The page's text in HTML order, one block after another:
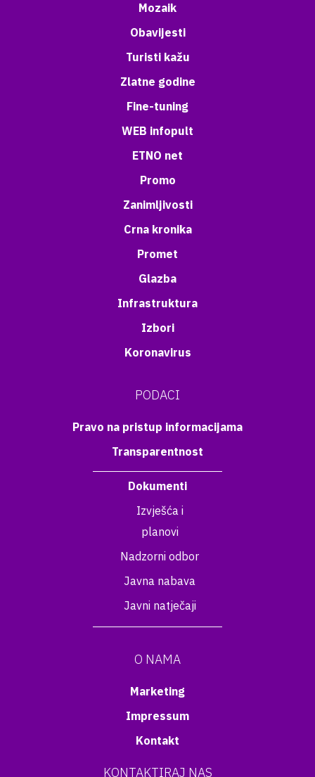
Mozaik
Obavijesti
Turisti kažu
Zlatne godine
Fine-tuning
WEB infopult
ETNO net
Promo
Zanimljivosti
Crna kronika
Promet
Glazba
Infrastruktura
Izbori
Koronavirus
PODACI
Pravo na pristup informacijama
Transparentnost
Dokumenti
Izvješća i
planovi
Nadzorni odbor
Javna nabava
Javni natječaji
O NAMA
Marketing
Impressum
Kontakt
KONTAKTIRAJ NAS